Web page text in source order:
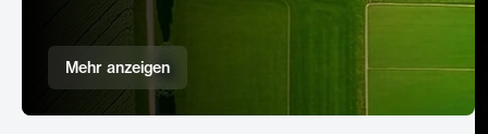
Mehr anzeigen